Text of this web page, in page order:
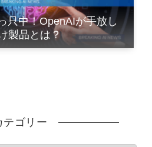
只中！OpenAIが手放し
製品とは？
テゴリー